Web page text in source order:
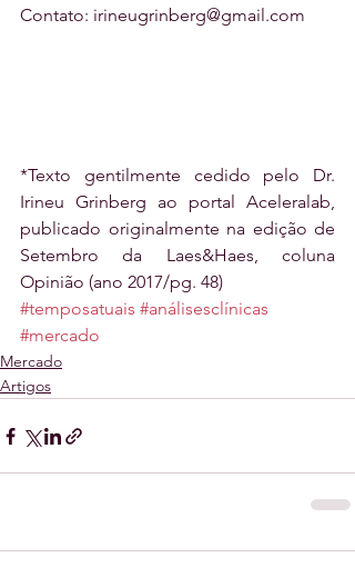
Contato: irineugrinberg@gmail.com
*Texto gentilmente cedido pelo Dr.
Irineu Grinberg ao portal Aceleralab,
publicado originalmente na edição de
Setembro da Laes&Haes, coluna
Opinião (ano 2017/pg. 48)
#temposatuais #análisesclínicas
#mercado
Mercado
Artigos